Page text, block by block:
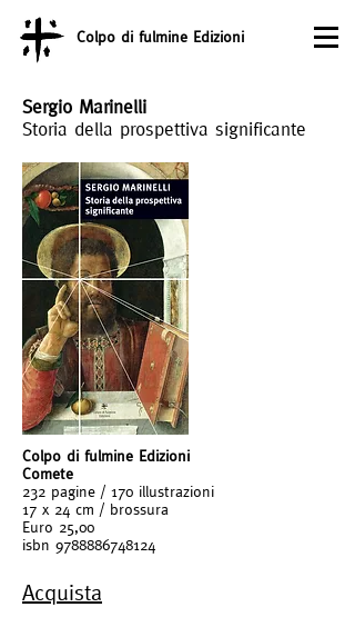
Colpo di fulmine Edizioni
Sergio Marinelli
Storia della prospettiva significante
Colpo di fulmine Edizioni
Comete
232 pagine / 170 illustrazioni
17 x 24 cm / brossura
Euro 25,00
isbn 9788886748124
Acquista